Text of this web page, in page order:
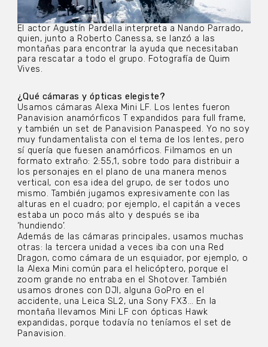
El actor Agustín Pardella interpreta a Nando Parrado,
quien, junto a Roberto Canessa, se lanzó a las
montañas para encontrar la ayuda que necesitaban
para rescatar a todo el grupo. Fotografía de Quim
Vives.
¿Qué cámaras y ópticas elegiste?
Usamos cámaras Alexa Mini LF. Los lentes fueron
Panavision anamórficos T expandidos para full frame,
y también un set de Panavision Panaspeed. Yo no soy
muy fundamentalista con el tema de los lentes, pero
sí quería que fuesen anamórficos. Filmamos en un
formato extraño: 2:55,1, sobre todo para distribuir a
los personajes en el plano de una manera menos
vertical, con esa idea del grupo, de ser todos uno
mismo. También jugamos expresivamente con las
alturas en el cuadro; por ejemplo, el capitán a veces
estaba un poco más alto y después se iba
‘hundiendo’.
Además de las cámaras principales, usamos muchas
otras: la tercera unidad a veces iba con una Red
Dragon, como cámara de un esquiador, por ejemplo, o
la Alexa Mini común para el helicóptero, porque el
zoom grande no entraba en el Shotover. También
usamos drones con DJI, alguna GoPro en el
accidente, una Leica SL2, una Sony FX3… En la
montaña llevamos Mini LF con ópticas Hawk
expandidas, porque todavía no teníamos el set de
Panavision.